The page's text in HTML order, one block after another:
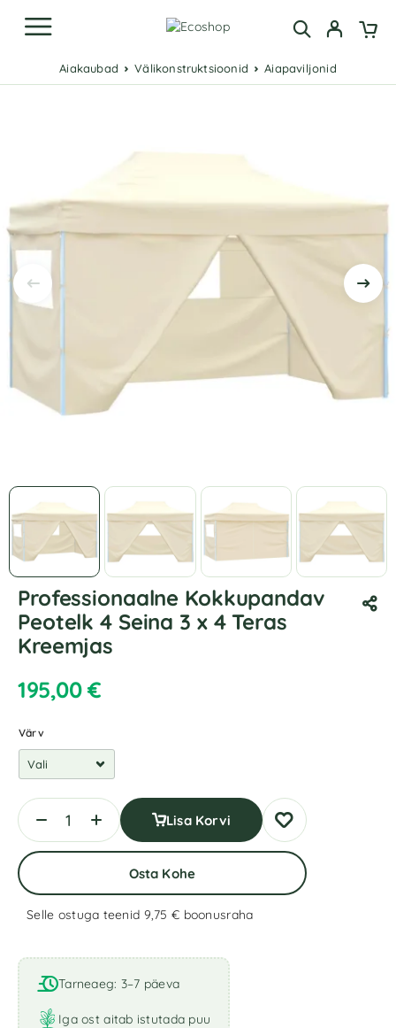
Aiakaubad Välikonstruktsioonid Aiapaviljonid
Professionaalne Kokkupandav
Peotelk 4 Seina 3 x 4 Teras
Kreemjas
195,00€
Värv
Lisa Korvi
Osta Kohe
Selle ostuga teenid 9,75 € boonusraha
l
t
e
r
Tarneaeg: 3–7 päeva
Iga ost aitab istutada puu